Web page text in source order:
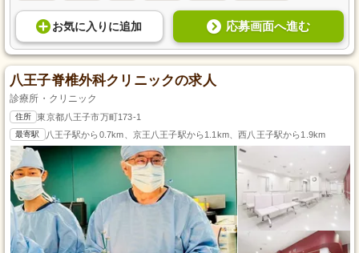
お気に入り に追加 応募画面へ進む
八王子脊椎外科クリニックの求人
診療所・クリニック
住所 東京都八王子市万町173-1
最寄駅 八王子駅から0.7km、京王八王子駅から1.1km、西八王子駅から1.9km